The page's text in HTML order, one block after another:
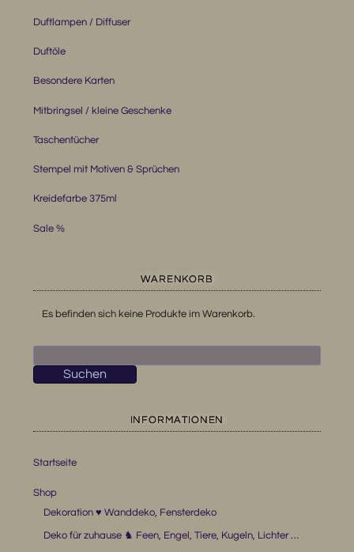
Duftlampen / Diffuser
Duftöle
Besondere Karten
Mitbringsel / kleine Geschenke
Taschentücher
Stempel mit Motiven & Sprüchen
Kreidefarbe 375ml
Sale %
WARENKORB
Es befinden sich keine Produkte im Warenkorb.
nach:
Suchen
INFORMATIONEN
Startseite
Shop
Dekoration ♥ Wanddeko, Fensterdeko
Deko für zuhause ♞ Feen, Engel, Tiere, Kugeln, Lichter …